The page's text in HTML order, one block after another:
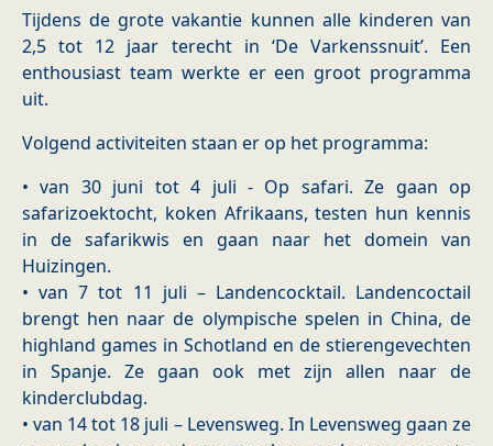
Tijdens de grote vakantie kunnen alle kinderen van
2,5 tot 12 jaar terecht in ‘De Varkenssnuit’. Een
enthousiast team werkte er een groot programma
uit.
Volgend activiteiten staan er op het programma:
• van 30 juni tot 4 juli - Op safari. Ze gaan op
safarizoektocht, koken Afrikaans, testen hun kennis
in de safarikwis en gaan naar het domein van
Huizingen.
• van 7 tot 11 juli – Landencocktail. Landencoctail
brengt hen naar de olympische spelen in China, de
highland games in Schotland en de stierengevechten
in Spanje. Ze gaan ook met zijn allen naar de
kinderclubdag.
• van 14 tot 18 juli – Levensweg. In Levensweg gaan ze